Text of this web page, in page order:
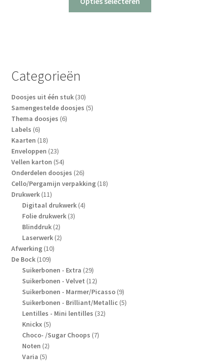
Categorieën
Doosjes uit één stuk 3030
producten
Samengestelde doosjes 55
Thema doosjes 66
Labels 66
producten
Kaarten 1818
producten
Enveloppen 2323
producten
Vellen karton 5454
producten
Onderdelen doosjes 2626
producten
Cello/Pergamijn verpakking 1818
Drukwerk 1111
producten
Digitaal drukwerk 44
Folie drukwerk 33
Blinddruk 22
producten
Laserwerk 22
Afwerking 1010
De Bock 109109
producten
Suikerbonen - Extra 2929
producten
Suikerbonen - Velvet 1212
producten
Suikerbonen - Marmer/Picasso 99
producten
Suikerbonen - Brilliant/Metallic 55
Lentilles - Mini lentilles 3232
Knickx 55
producten
Choco- /Sugar Choops 77
Noten 22
Varia 55